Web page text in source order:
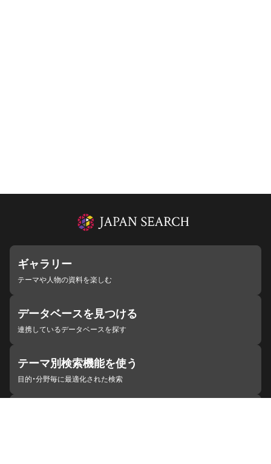
ギャラリー
テーマや人物の資料を楽しむ
データベースを見つける
連携しているデータベースを探す
テーマ別検索機能を使う
目的・分野毎に最適化された検索